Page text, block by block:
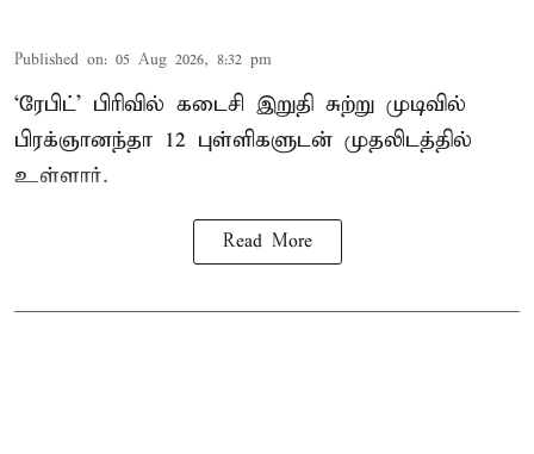
Published on: 05 Aug 2026, 8:32 pm
‘ரேபிட்’ பிரிவில் கடைசி இறுதி சுற்று முடிவில்
பிரக்ஞானந்தா 12 புள்ளிகளுடன் முதலிடத்தில்
உள்ளார்.
Read More